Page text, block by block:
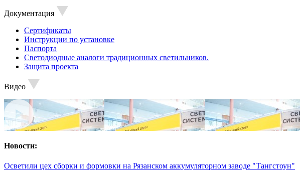
Документация
Сертификаты
Инструкции по установке
Паспорта
Светодиодные аналоги традиционных светильников.
Защита проекта
Видео
Новости:
Осветили цех сборки и формовки на Рязанском аккумуляторном заводе "Тангстоун"